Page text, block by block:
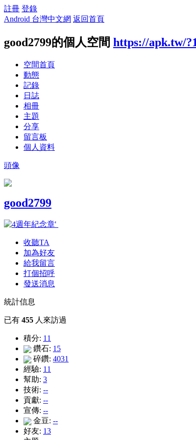
註冊 登錄
Android 台灣中文網 返回首頁
good2799的個人空間 https://apk.tw/
空間首頁
動態
記錄
日誌
相冊
主題
分享
留言板
個人資料
頭像
good2799
收聽TA
加為好友
給我留言
打個招呼
發送消息
統計信息
已有 455 人來訪過
積分: 11
鑽石: 15
碎鑽: 4031
經驗: 11
幫助: 3
技術: --
貢獻: --
宣傳: --
金豆: --
好友: 13